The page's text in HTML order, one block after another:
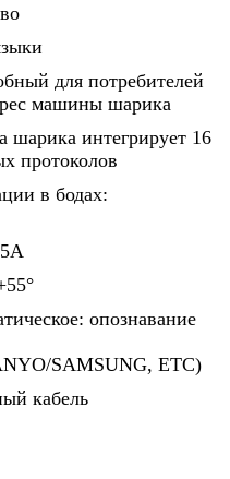
для потребителей
машины шарика
интегрирует 16
протоколов
в бодах:
опознавание
SAMSUNG, ETC)
кабель